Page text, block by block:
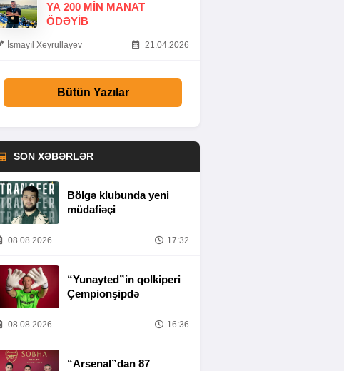
YA 200 MIN MANAT
ÖDƏYIB
İsmayıl Xeyrullayev 21.04.2026
Bütün Yazılar
SON XƏBƏRLƏR
Bölgə klubunda yeni
müdafiəçi
08.08.2026 17:32
“Yunayted”in qolkiperi
Çempionşipdə
08.08.2026 16:36
“Arsenal”dan 87